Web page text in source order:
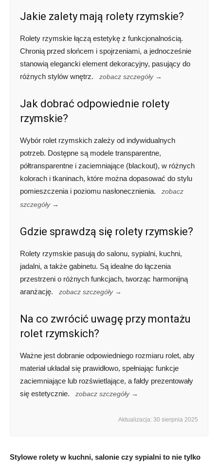
Jakie zalety mają rolety rzymskie?
Rolety rzymskie łączą estetykę z funkcjonalnością.
Chronią przed słońcem i spojrzeniami, a jednocześnie
stanowią elegancki element dekoracyjny, pasujący do
różnych stylów wnętrz.
zobacz szczegóły →
Jak dobrać odpowiednie rolety
rzymskie?
Wybór rolet rzymskich zależy od indywidualnych
potrzeb. Dostępne są modele transparentne,
półtransparentne i zaciemniające (blackout), w różnych
kolorach i tkaninach, które można dopasować do stylu
pomieszczenia i poziomu nasłonecznienia.
zobacz
szczegóły →
Gdzie sprawdzą się rolety rzymskie?
Rolety rzymskie pasują do salonu, sypialni, kuchni,
jadalni, a także gabinetu. Są idealne do łączenia
przestrzeni o różnych funkcjach, tworząc harmonijną
aranżację.
zobacz szczegóły →
Na co zwrócić uwagę przy montażu
rolet rzymskich?
Ważne jest dobranie odpowiedniego rozmiaru rolet, aby
materiał układał się prawidłowo, spełniając funkcje
zaciemniające lub rozświetlające, a fałdy prezentowały
się estetycznie.
zobacz szczegóły →
Aktualizacja: 30 sierpnia 2025
Stylowe rolety w kuchni, salonie czy sypialni to nie tylko